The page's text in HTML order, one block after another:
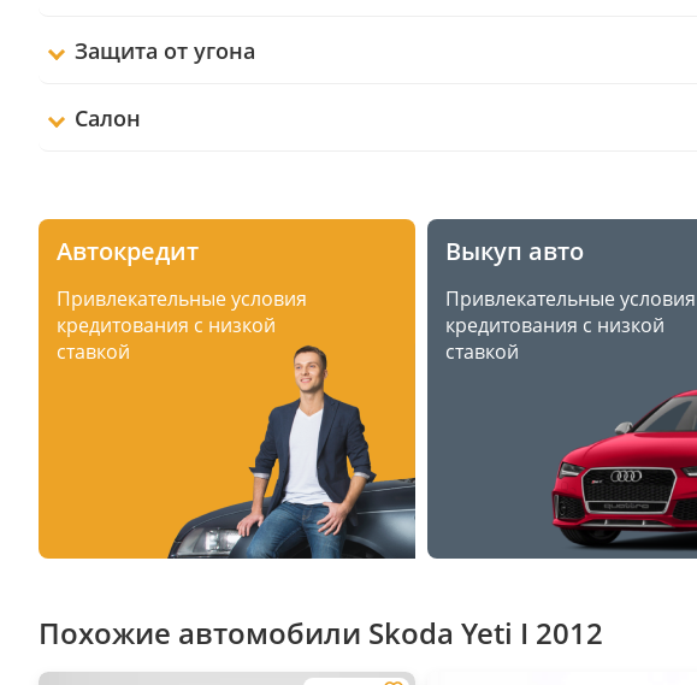
Защита от угона
Салон
Автокредит
Привлекательные условия
кредитования с низкой
ставкой
Выкуп авто
Привлекательные условия
кредитования с низкой
ставкой
Похожие автомобили Skoda Yeti I 2012